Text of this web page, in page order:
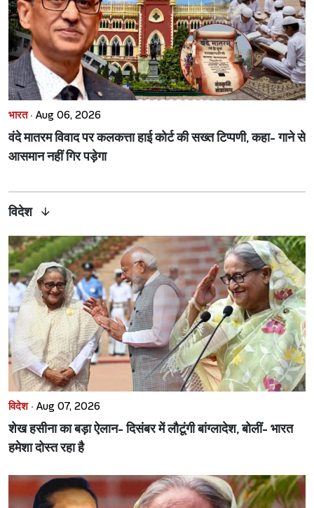
भारत · Aug 06, 2026
वंदे मातरम विवाद पर कलकत्ता हाई कोर्ट की सख्त टिप्पणी, कहा- गाने से
आसमान नहीं गिर पड़ेगा
विदेश
विदेश · Aug 07, 2026
शेख हसीना का बड़ा ऐलान- दिसंबर में लौटूंगी बांग्लादेश, बोलीं- भारत
हमेशा दोस्त रहा है